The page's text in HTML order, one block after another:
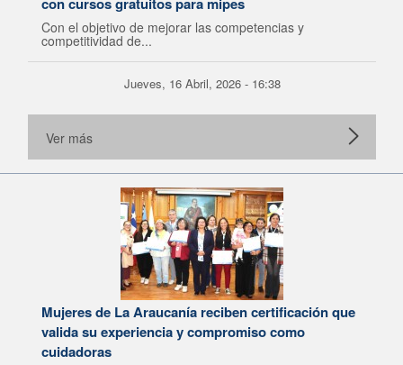
Con el objetivo de mejorar las competencias y
competitividad de...
Jueves, 16 Abril, 2026 - 16:38
Ver más
Mujeres de La Araucanía reciben certificación que
valida su experiencia y compromiso como
cuidadoras